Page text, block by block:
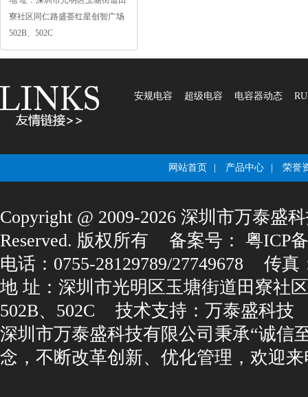
寮社区同仁路盛荟红星创智广场
502B、502C
安规电容 超级电容 电容器动态
网站首页 产品中心 荣誉
Copyright@2009-2026深圳市万泰盛
Reserved.版权所有
备案号：
粤ICP
电话：0755-28129789/27749678
传真
地址：深圳市光明区玉塘街道田寮社
502B、502C
技术支持： 万泰盛科技
深圳市万泰盛科技有限公司秉承“诚信
念，不断改革创新、优化管理，欢迎